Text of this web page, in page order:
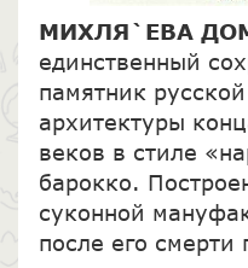
МИХЛЯ`ЕВА
единственный
памятник
архитектуры
веков в стиле
барокко.
суконной
после его смерти